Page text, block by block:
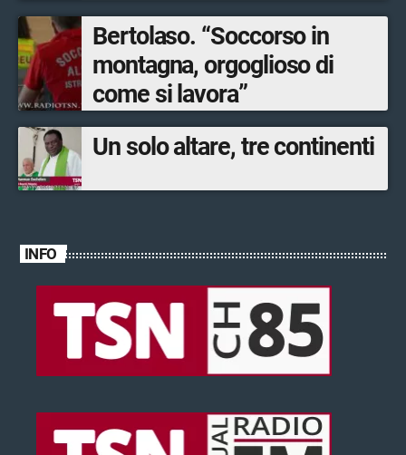
Bertolaso. “Soccorso in
montagna, orgoglioso di
come si lavora”
Un solo altare, tre continenti
INFO